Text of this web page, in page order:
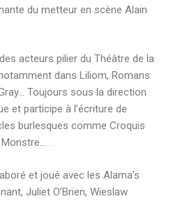
du metteur en scène Alain
acteurs pilier du Théâtre de la
dans Liliom, Romans
Toujours sous la direction
et participe à l’écriture de
burlesques comme Croquis
.
et joué avec les Alama’s
Juliet O’Brien, Wieslaw